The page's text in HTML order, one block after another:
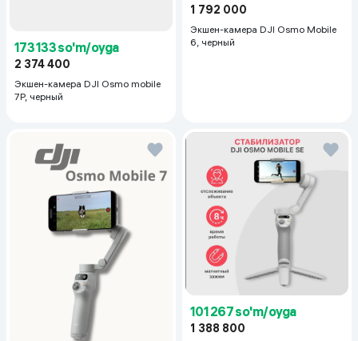
Снимайте без остановки вплоть до 10 часов на одном
заряде. А если внезапно разрядился смартфон, подключайте
его прямо к стабилизатору и заряжайтесь от него.
173 133 so'm/oyga
2 374 400
Экшен-камера DJI Osmo mobile
7P, черный
1 792 000
Экшен-камера DJI Osmo Mobile
6, черный
101 267 so'm/oyga
1 388 800